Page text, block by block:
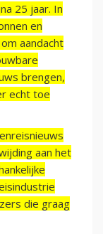
25 jaar. In
en
aandacht
brengen,
echt toe
aan het
die graag